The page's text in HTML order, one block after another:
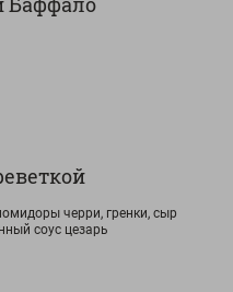
черри, гренки, сыр
соус цезарь